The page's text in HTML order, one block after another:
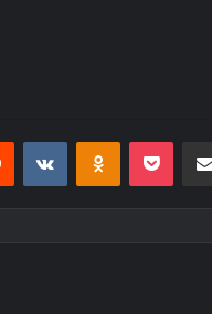
Reddit VKontakteOdnoklassniki
Pocket